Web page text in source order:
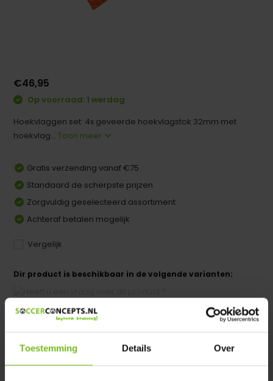
Toestemming Details Over
€46,95
Op voorraad: 1 werdag
Hoekvlaggen set: 4x geveerde hoekvlagstok 32mm met
hoekvlag...Toon meer
Gratis verzending vanaf €75
Standaard de scherpste prijzen
Zorgvuldig geselecteerd assortiment
Achteraf betalen mogelijk
Vergelijk
Dir product is beschikbaar in de volgende varianten:
We helpen u graag met meer informatie